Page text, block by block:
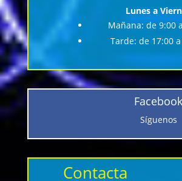
Lunes a
Mañana: de 9:00
Tarde: de 17:00
Facebook
Síguenos
Contacta